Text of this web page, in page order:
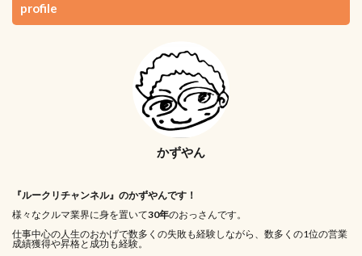
profile
かずやん
『ルークリチャンネル』のかずやんです！
様々なクルマ業界に身を置いて30年のおっさんです。
仕事中心の人生のおかげで数多くの失敗も経験しながら、数多くの1位の営業
成績獲得や昇格と成功も経験。